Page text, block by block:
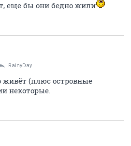
еще бы они бедно жили
RainyDay
живёт (плюс островные
некоторые.